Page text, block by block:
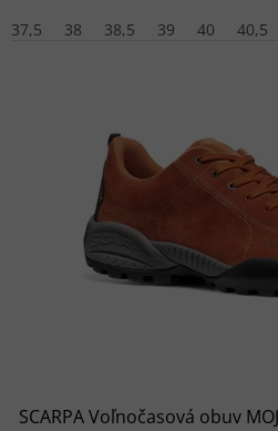
37,5
38 38,5 39 40 40,5
SCARPA Voľnočasová obuv